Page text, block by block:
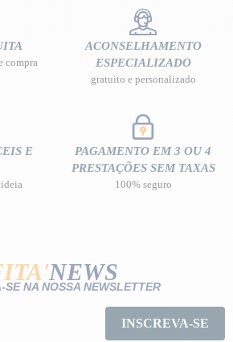
compra
ACONSELHAMENTO
ESPECIALIZADO
gratuito e personalizado
E
ideia
PAGAMENTO EM 3 OU 4
PRESTAÇÕES SEM TAXAS
100% seguro
NEWS
SE NA NOSSA NEWSLETTER
INSCREVA-SE